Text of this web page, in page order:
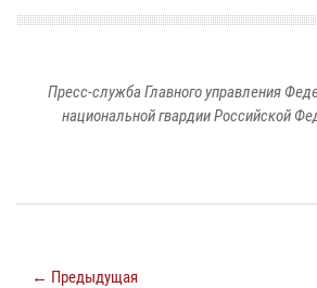
Пресс-служба Главного управления
национальной гвардии Российской
← Предыдущая